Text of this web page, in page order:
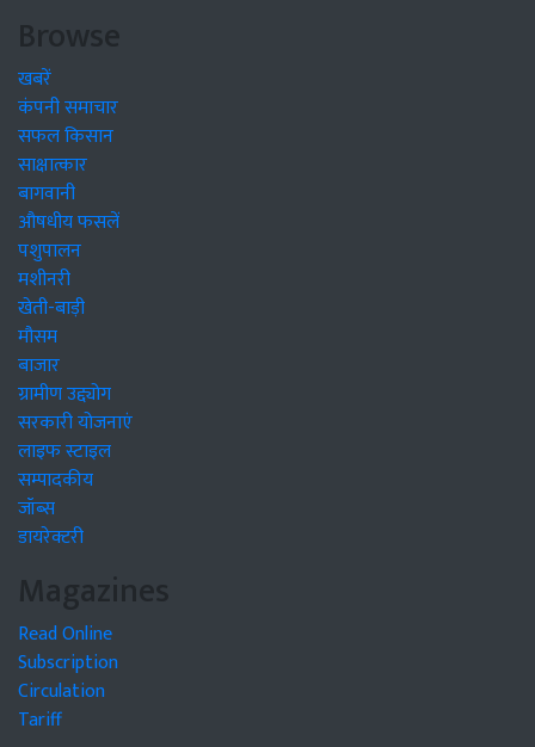
Browse
खबरें
कंपनी समाचार
सफल किसान
साक्षात्कार
बागवानी
औषधीय फसलें
पशुपालन
मशीनरी
खेती-बाड़ी
मौसम
बाजार
ग्रामीण उद्द्योग
सरकारी योजनाएं
लाइफ स्टाइल
सम्पादकीय
जॉब्स
डायरेक्टरी
Magazines
Read Online
Subscription
Circulation
Tariff